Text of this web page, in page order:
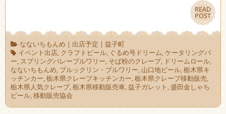
READ
POST
READ
POST
なないちもんめ | 出店予定 | 益子町
イベント出店, クラフトビール, ぐるめ号ドリーム,ケータリングバ
ー, スプリングバレーブルワリー, そば粉のクレープ, ドリームロール,
なないちもんめ, ブルックリン・ブルワリー, 山口地ビール,栃木県キ
ッチンカー,栃木県クレープキッチンカー,栃木県クレープ移動販売,
栃木県人気クレープ,栃木県移動販売車,益子ガレット ,盛田金しゃち
ビール,移動販売協会